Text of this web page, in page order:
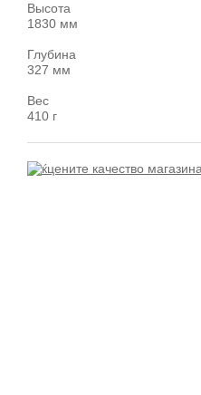
Высота
1830 мм
Глубина
327 мм
Вес
410 г